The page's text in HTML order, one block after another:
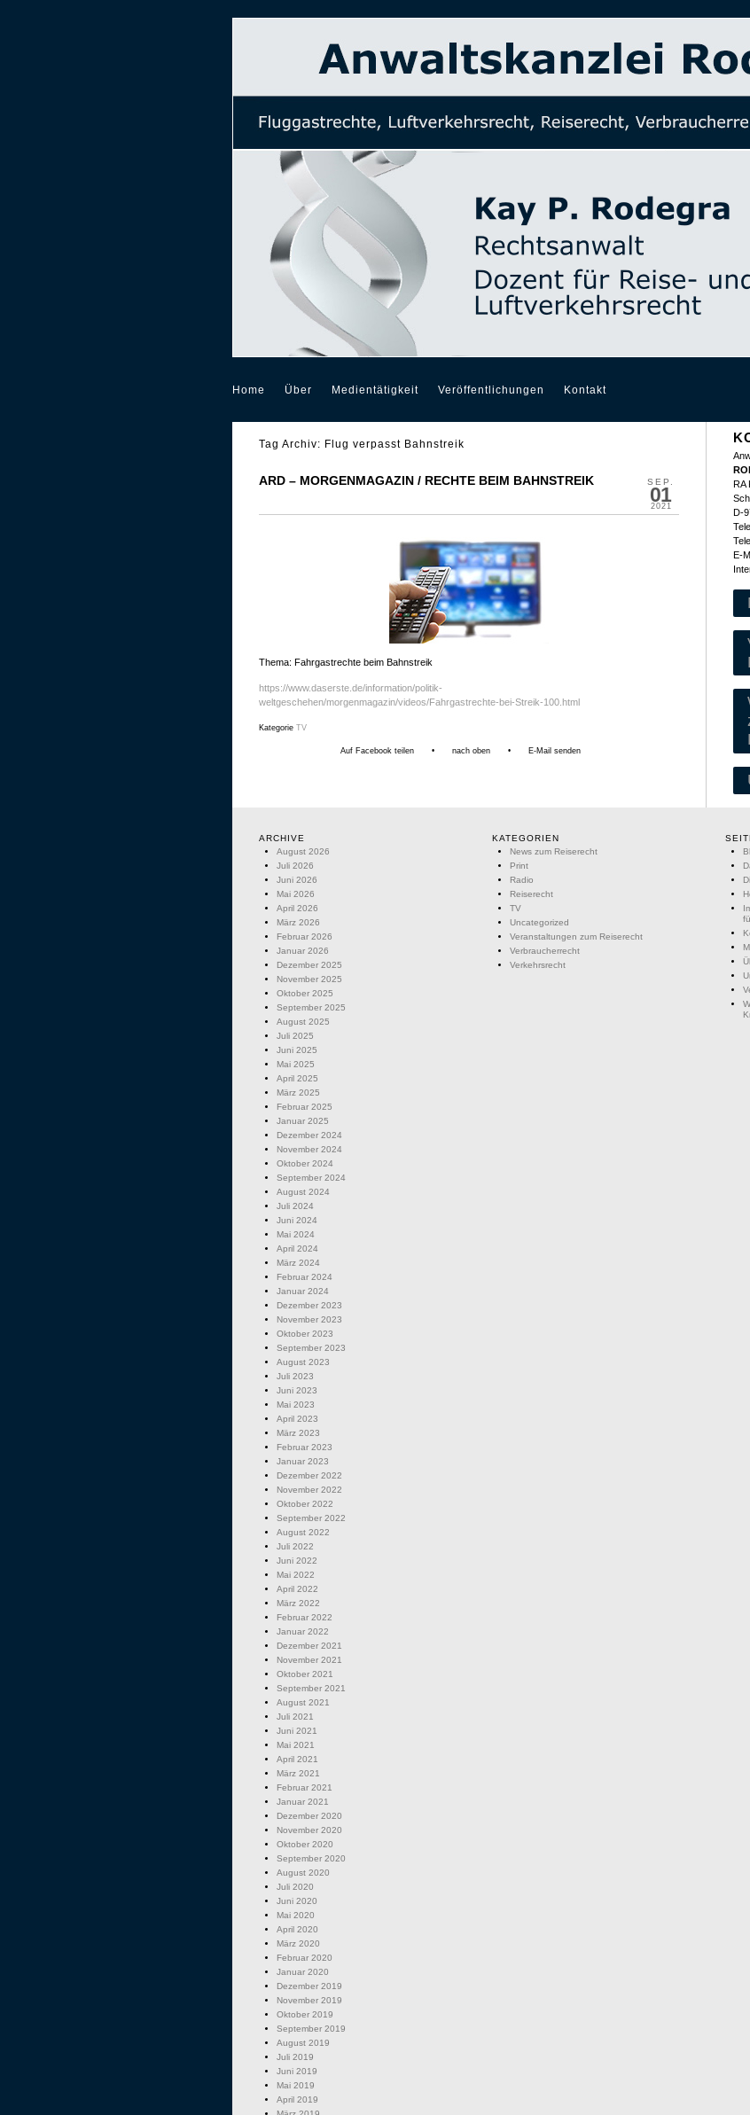
Home Über Medientätigkeit Veröffentlichungen Kontakt
Tag Archiv: Flug verpasst Bahnstreik
SEP.
01
2021
ARD – MORGENMAGAZIN / RECHTE BEIM BAHNSTREIK
Thema: Fahrgastrechte beim Bahnstreik
https://www.daserste.de/information/politik-
weltgeschehen/morgenmagazin/videos/Fahrgastrechte-bei-Streik-100.html
Kategorie TV
Auf Facebook teilen • nach oben • E-Mail senden
RA
D-
E-
ARCHIVE
August 2026
Juli 2026
Juni 2026
Mai 2026
April 2026
März 2026
Februar 2026
Januar 2026
Dezember 2025
November 2025
Oktober 2025
September 2025
August 2025
Juli 2025
Juni 2025
Mai 2025
April 2025
März 2025
Februar 2025
Januar 2025
Dezember 2024
November 2024
Oktober 2024
September 2024
August 2024
Juli 2024
Juni 2024
Mai 2024
April 2024
März 2024
Februar 2024
Januar 2024
Dezember 2023
November 2023
Oktober 2023
September 2023
August 2023
Juli 2023
Juni 2023
Mai 2023
April 2023
März 2023
Februar 2023
Januar 2023
Dezember 2022
November 2022
Oktober 2022
September 2022
August 2022
Juli 2022
Juni 2022
Mai 2022
April 2022
März 2022
Februar 2022
Januar 2022
Dezember 2021
November 2021
Oktober 2021
September 2021
August 2021
Juli 2021
Juni 2021
Mai 2021
April 2021
März 2021
Februar 2021
Januar 2021
Dezember 2020
November 2020
Oktober 2020
September 2020
August 2020
Juli 2020
Juni 2020
Mai 2020
April 2020
März 2020
Februar 2020
Januar 2020
Dezember 2019
November 2019
Oktober 2019
September 2019
August 2019
Juli 2019
Juni 2019
Mai 2019
April 2019
KATEGORIEN
News zum Reiserecht
Print
Radio
Reiserecht
TV
Uncategorized
Veranstaltungen zum Reiserecht
Verbraucherrecht
Verkehrsrecht